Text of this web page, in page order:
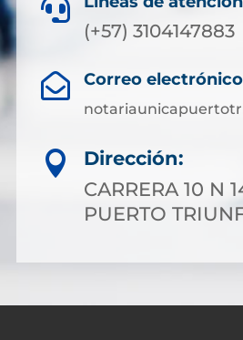

(+57) 3104147883
 Correo

Dirección:
CARRERA 10 N
PUERTO